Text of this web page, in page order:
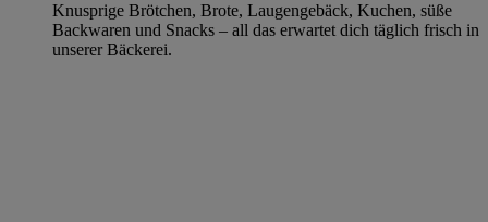
Knusprige Brötchen, Brote, Laugengebäck, Kuchen, süße
Backwaren und Snacks – all das erwartet dich täglich frisch in
unserer Bäckerei.